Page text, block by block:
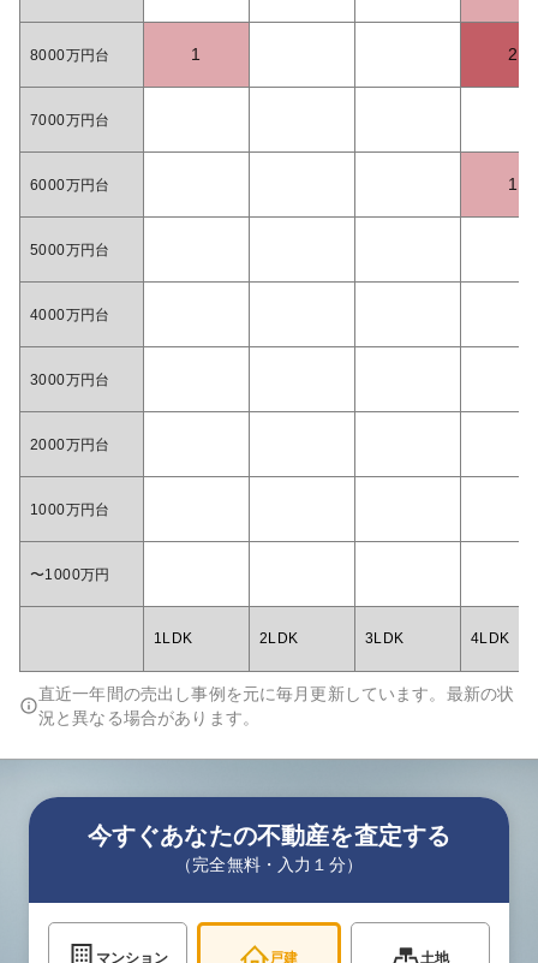
8000万円台 1 2
7000万円台
6000万円台 1
5000万円台
4000万円台
3000万円台
2000万円台
1000万円台
〜1000万円
1LDK 2LDK 3LDK 4LDK
直近一年間の売出し事例を元に毎月更新しています。最新の状
況と異なる場合があります。
今すぐあなたの不動産を査定する
（完全無料・入力１分）
マンション 戸建 土地